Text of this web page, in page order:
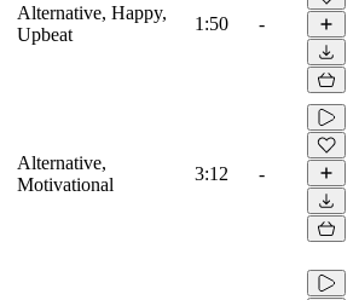
Alternative, Happy,
Upbeat
1:50 -
Alternative,
Motivational
3:12 -